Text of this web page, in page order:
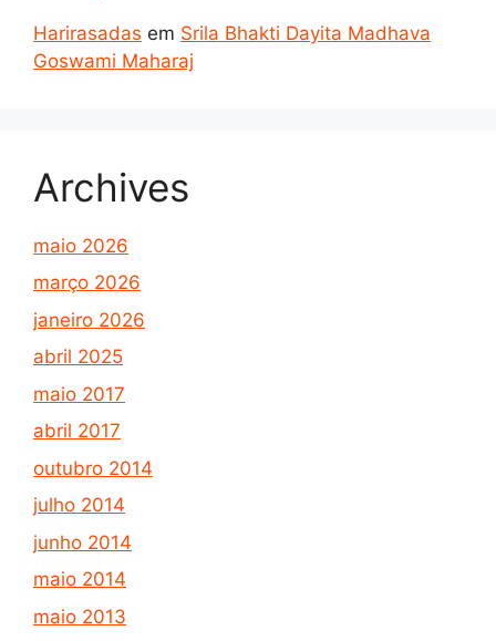
Harirasadas em Srila Bhakti Dayita Madhava
Goswami Maharaj
Archives
maio 2026
março 2026
janeiro 2026
abril 2025
maio 2017
abril 2017
outubro 2014
julho 2014
junho 2014
maio 2014
maio 2013